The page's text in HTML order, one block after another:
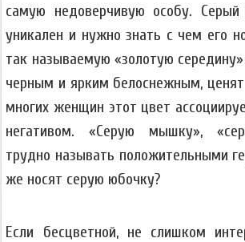
самую недоверчивую особу.
уникален и нужно знать с чем его
так называемую «золотую
черным и ярким белоснежным,
многих женщин этот цвет
негативом. «Серую мышку»,
трудно называть положительными
же носят серую юбочку?
Если бесцветной, не слишком